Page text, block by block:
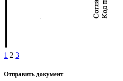
1 2 3
Отправить документ